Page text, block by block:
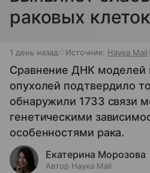
раковых клеток
1 день назад Источник: Наука Mail
Сравнение ДНК моделей
опухолей подтвердило
обнаружили 1733 связи
генетическими
особенностями рака.
Екатерина Морозова
Автор Наука Mail